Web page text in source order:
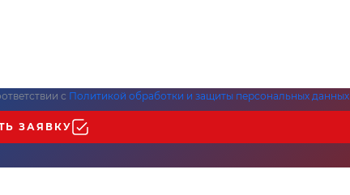
с Политикой обработки и защиты персональных данных
ЗАЯВКУ